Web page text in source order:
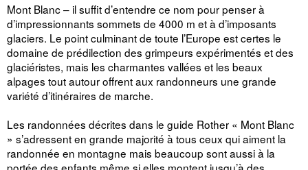
Mont Blanc – il suffit d’entendre ce nom pour penser à
d’impressionnants sommets de 4000 m et à d’imposants
glaciers. Le point culminant de toute l’Europe est certes le
domaine de prédilection des grimpeurs expérimentés et des
glaciéristes, mais les charmantes vallées et les beaux
alpages tout autour offrent aux randonneurs une grande
variété d’itinéraires de marche.
Les randonnées décrites dans le guide Rother « Mont Blanc
» s’adressent en grande majorité à tous ceux qui aiment la
randonnée en montagne mais beaucoup sont aussi à la